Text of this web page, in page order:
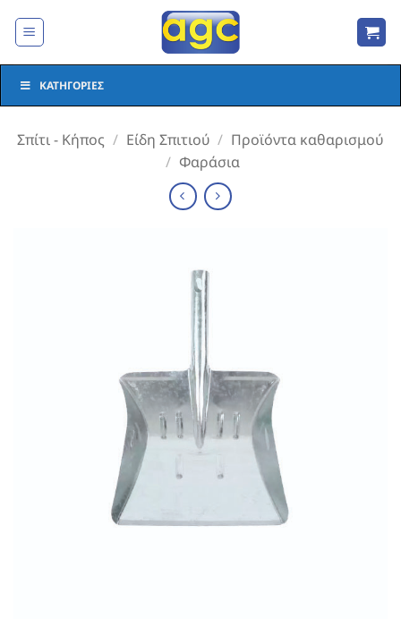
στο
ΚΑΤΗΓΟΡΊΕΣ
Σπίτι - Κήπος / Είδη Σπιτιού / Προϊόντα καθαρισμού
/ Φαράσια